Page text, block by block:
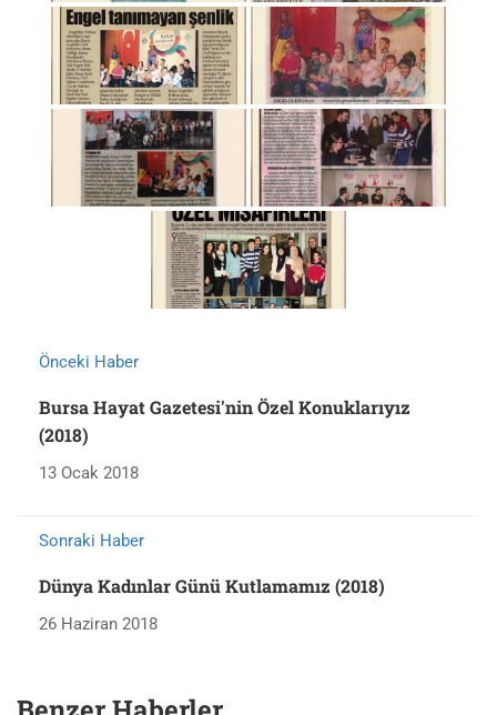
Önceki Haber
Bursa Hayat Gazetesi'nin Özel Konuklarıyız
(2018)
13 Ocak 2018
Sonraki Haber
Dünya Kadınlar Günü Kutlamamız (2018)
26 Haziran 2018